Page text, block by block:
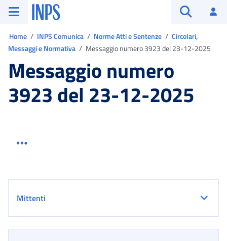
Vai al menu principale
Vai al contenuto principale
Vai al pie' di pagina
INPS ()
Home INPS Comunica Norme Atti e Sentenze
Circolari,
Messaggi e Normativa
Messaggio numero 3923 del 23-12-2025
Messaggio numero
3923 del 23-12-2025
Mittenti